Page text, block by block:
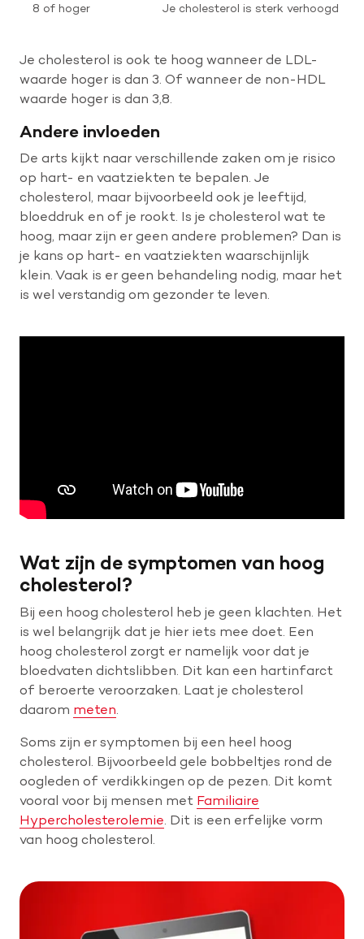
8 of hoger Je cholesterol is sterk verhoogd
Je cholesterol is ook te hoog wanneer de LDL-
waarde hoger is dan 3. Of wanneer de non-HDL
waarde hoger is dan 3,8.
Andere invloeden
De arts kijkt naar verschillende zaken om je risico
op hart- en vaatziekten te bepalen. Je
cholesterol, maar bijvoorbeeld ook je leeftijd,
bloeddruk en of je rookt. Is je cholesterol wat te
hoog, maar zijn er geen andere problemen? Dan is
je kans op hart- en vaatziekten waarschijnlijk
klein. Vaak is er geen behandeling nodig, maar het
is wel verstandig om gezonder te leven.
Wat zijn de symptomen van hoog
cholesterol?
Bij een hoog cholesterol heb je geen klachten. Het
is wel belangrijk dat je hier iets mee doet. Een
hoog cholesterol zorgt er namelijk voor dat je
bloedvaten dichtslibben. Dit kan een hartinfarct
of beroerte veroorzaken. Laat je cholesterol
daarom meten.
Soms zijn er symptomen bij een heel hoog
cholesterol. Bijvoorbeeld gele bobbeltjes rond de
oogleden of verdikkingen op de pezen. Dit komt
vooral voor bij mensen met Familiaire
Hypercholesterolemie. Dit is een erfelijke vorm
van hoog cholesterol.